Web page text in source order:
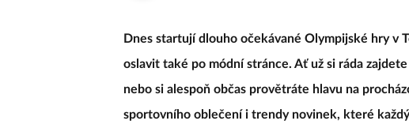
Dnes startují dlouho očekávané Olympijské hry v
oslavit také po módní stránce. Ať už si ráda
nebo si alespoň občas provětráte hlavu na
sportovního oblečení i trendy novinek, které